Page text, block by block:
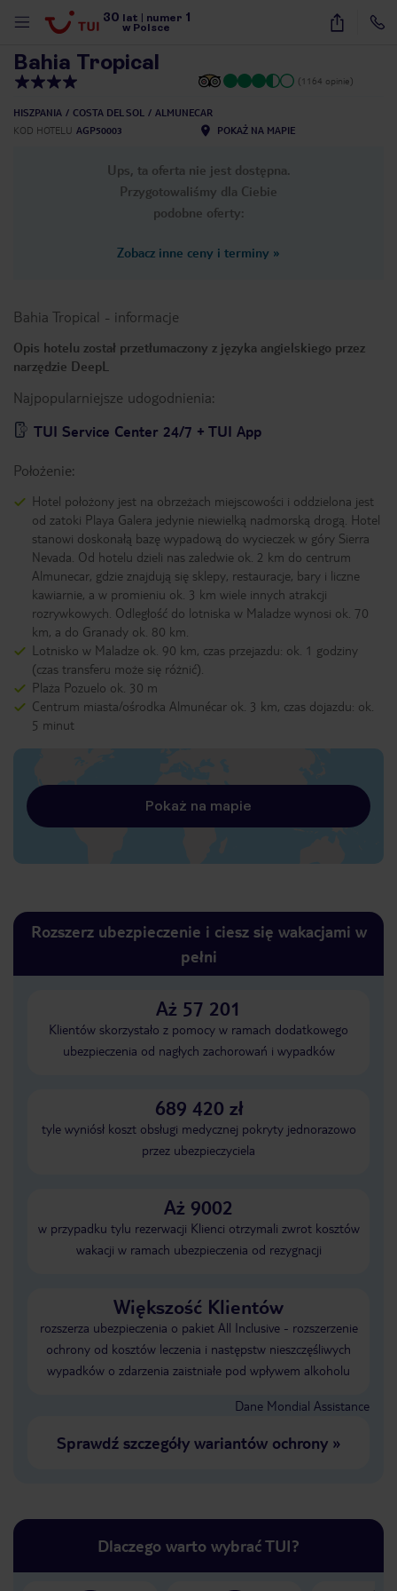
30 lat numer 1
w Polsce
37
Bahia Tropical
(1164 opinie)
HISZPANIA COSTA DEL SOL
ALMUNECAR
KOD HOTELU AGP50003 POKAŻ NA MAPIE
Ups, ta oferta nie jest dostępna.
Przygotowaliśmy dla Ciebie
podobne oferty:
Zobacz inne ceny i terminy »
Bahia Tropical - informacje
Opis hotelu został przetłumaczony z języka angielskiego przez
narzędzie DeepL
Najpopularniejsze udogodnienia:
TUI Service Center 24/7 + TUI App
Położenie:
Hotel położony jest na obrzeżach miejscowości i oddzielona jest
od zatoki Playa Galera jedynie niewielką nadmorską drogą. Hotel
stanowi doskonałą bazę wypadową do wycieczek w góry Sierra
Nevada. Od hotelu dzieli nas zaledwie ok. 2 km do centrum
Almunecar, gdzie znajdują się sklepy, restauracje, bary i liczne
kawiarnie, a w promieniu ok. 3 km wiele innych atrakcji
rozrywkowych. Odległość do lotniska w Maladze wynosi ok. 70
km, a do Granady ok. 80 km.
Lotnisko w Maladze ok. 90 km, czas przejazdu: ok. 1 godziny
(czas transferu może się różnić).
Plaża Pozuelo ok. 30 m
Centrum miasta/ośrodka Almunécar ok. 3 km, czas dojazdu: ok.
5 minut
Pokaż na mapie
Rozszerz ubezpieczenie i ciesz się wakacjami w
pełni
Aż 57 201
Klientów skorzystało z pomocy w ramach dodatkowego
ubezpieczenia od nagłych zachorowań i wypadków
689 420 zł
tyle wyniósł koszt obsługi medycznej pokryty jednorazowo
przez ubezpieczyciela
Aż 9002
w przypadku tylu rezerwacji Klienci otrzymali zwrot kosztów
wakacji w ramach ubezpieczenia od rezygnacji
Większość Klientów
rozszerza ubezpieczenia o pakiet All Inclusive - rozszerzenie
ochrony od kosztów leczenia i następstw nieszczęśliwych
wypadków o zdarzenia zaistniałe pod wpływem alkoholu
Dane Mondial Assistance
Sprawdź szczegóły wariantów ochrony»
Dlaczego warto wybrać TUI?